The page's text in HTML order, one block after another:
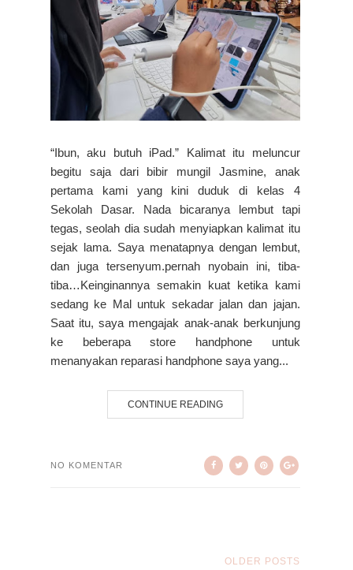
“Ibun, aku butuh iPad.” Kalimat itu meluncur
begitu saja dari bibir mungil Jasmine, anak
pertama kami yang kini duduk di kelas 4
Sekolah Dasar. Nada bicaranya lembut tapi
tegas, seolah dia sudah menyiapkan kalimat itu
sejak lama. Saya menatapnya dengan lembut,
dan juga tersenyum.pernah nyobain ini, tiba-
tiba…Keinginannya semakin kuat ketika kami
sedang ke Mal untuk sekadar jalan dan jajan.
Saat itu, saya mengajak anak-anak berkunjung
ke beberapa store handphone untuk
menanyakan reparasi handphone saya yang...
CONTINUE READING
NO KOMENTAR
OLDER POSTS